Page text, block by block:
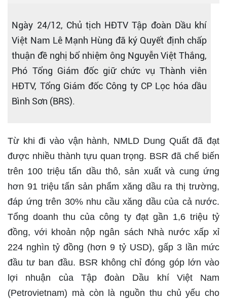
Ngày 24/12, Chủ tịch HĐTV Tập đoàn Dầu khí
Việt Nam Lê Mạnh Hùng đã ký Quyết định chấp
thuận đề nghị bổ nhiệm ông Nguyễn Việt Thắng,
Phó Tổng Giám đốc giữ chức vụ Thành viên
HĐTV, Tổng Giám đốc Công ty CP Lọc hóa dầu
Bình Sơn (BRS).
Từ khi đi vào vận hành, NMLD Dung Quất đã đạt
được nhiều thành tựu quan trọng. BSR đã chế biến
trên 100 triệu tấn dầu thô, sản xuất và cung ứng
hơn 91 triệu tấn sản phẩm xăng dầu ra thị trường,
đáp ứng trên 30% nhu cầu xăng dầu của cả nước.
Tổng doanh thu của công ty đạt gần 1,6 triệu tỷ
đồng, với khoản nộp ngân sách Nhà nước xấp xỉ
224 nghìn tỷ đồng (hơn 9 tỷ USD), gấp 3 lần mức
đầu tư ban đầu. BSR không chỉ đóng góp lớn vào
lợi nhuận của Tập đoàn Dầu khí Việt Nam
(Petrovietnam) mà còn là nguồn thu chủ yếu cho